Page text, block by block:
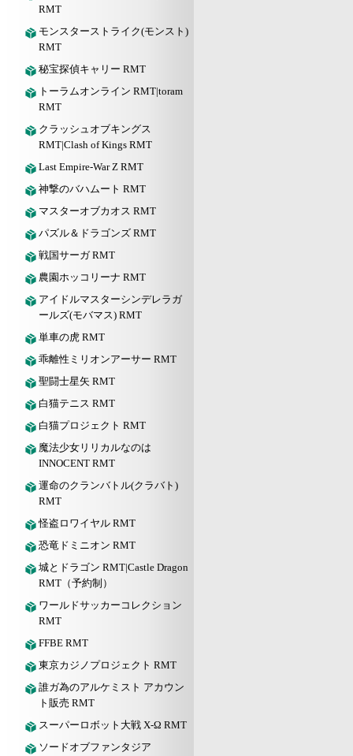
RMT
モンスターストライク(モンスト)
RMT
秘宝探偵キャリー RMT
トーラムオンライン RMT|toram
RMT
クラッシュオブキングス
RMT|Clash of Kings RMT
Last Empire-War Z RMT
神撃のバハムート RMT
マスターオブカオス RMT
パズル＆ドラゴンズ RMT
戦国サーガ RMT
農園ホッコリーナ RMT
アイドルマスターシンデレラガ
ールズ(モバマス) RMT
単車の虎 RMT
乖離性ミリオンアーサー RMT
聖闘士星矢 RMT
白猫テニス RMT
白猫プロジェクト RMT
魔法少女リリカルなのは
INNOCENT RMT
運命のクランバトル(クラバト)
RMT
怪盗ロワイヤル RMT
恐竜ドミニオン RMT
城とドラゴン RMT|Castle Dragon
RMT（予約制）
ワールドサッカーコレクション
RMT
FFBE RMT
東京カジノプロジェクト RMT
誰ガ為のアルケミスト アカウン
ト販売 RMT
スーパーロボット大戦 X-Ω RMT
ソードオブファンタジア